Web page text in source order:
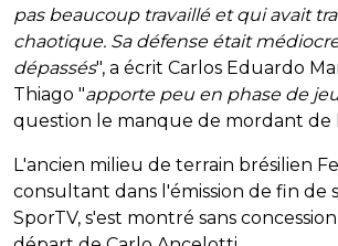
pas beaucoup travaillé et qui avait
chaotique. Sa défense était
dépassés", a écrit Carlos Eduardo
Thiago "apporte peu en phase de
question le manque de mordant de
L'ancien milieu de terrain brésilien
consultant dans l'émission de fin de
SporTV, s'est montré sans